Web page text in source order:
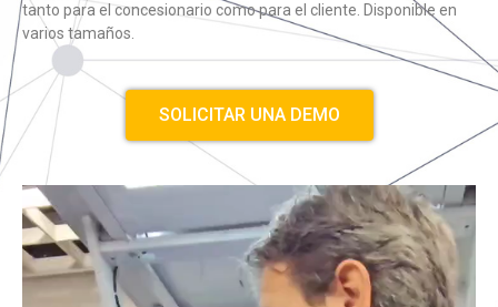
tanto para el concesionario como para el cliente. Disponible en
varios tamaños.
SOLICITAR UNA DEMO